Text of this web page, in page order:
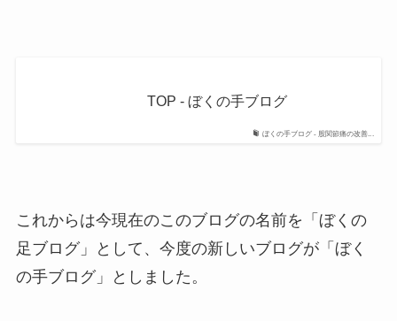
ぼくの手ブログ - 股関節痛の改善...
TOP - ぼくの手ブログ
これからは今現在のこのブログの名前を「ぼくの
足ブログ」として、今度の新しいブログが「ぼく
の手ブログ」としました。